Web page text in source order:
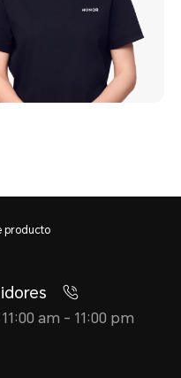
producto
am - 11:00 pm